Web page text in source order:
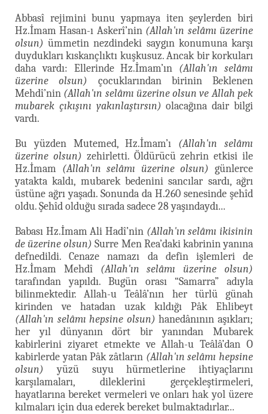
Abbasî rejimini bunu yapmaya iten şeylerden biri
Hz.İmam Hasan-ı Askerî’nin (Allah'ın selâmı üzerine
olsun) ümmetin nezdindeki saygın konumuna karşı
duydukları kıskançlıktı kuşkusuz. Ancak bir korkuları
daha vardı: Ellerinde Hz.İmam’ın (Allah'ın selâmı
üzerine olsun) çocuklarından birinin Beklenen
Mehdî’nin (Allah'ın selâmı üzerine olsun ve Allah pek
mubarek çıkışını yakınlaştırsın) olacağına dair bilgi
vardı.
Bu yüzden Mutemed, Hz.İmam’ı (Allah'ın selâmı
üzerine olsun) zehirletti. Öldürücü zehrin etkisi ile
Hz.İmam (Allah'ın selâmı üzerine olsun) günlerce
yatakta kaldı, mubarek bedenini sancılar sardı, ağrı
üstüne ağrı yaşadı. Sonunda da H.260 senesinde şehîd
oldu. Şehîd olduğu sırada sadece 28 yaşındaydı...
Babası Hz.İmam Ali Hadî’nin (Allah'ın selâmı ikisinin
de üzerine olsun) Surre Men Rea’daki kabrinin yanına
defnedildi. Cenaze namazı da defin işlemleri de
Hz.İmam Mehdî (Allah'ın selâmı üzerine olsun)
tarafından yapıldı. Bugün orası “Samarra” adıyla
bilinmektedir. Allah-u Teâlâ’nın her türlü günah
kirinden ve hatadan uzak kıldığı Pâk Ehlibeyt
(Allah'ın selâmı hepsine olsun) hanedânının aşıkları;
her yıl dünyanın dört bir yanından Mubarek
kabirlerini ziyaret etmekte ve Allah-u Teâlâ’dan O
kabirlerde yatan Pâk zâtların (Allah'ın selâmı hepsine
olsun) yüzü suyu hürmetlerine ihtiyaçlarını
karşılamaları, dileklerini gerçekleştirmeleri,
hayatlarına bereket vermeleri ve onları hak yol üzere
kılmaları için dua ederek bereket bulmaktadırlar...